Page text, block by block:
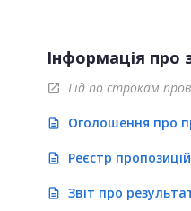
Інформація про
open_in_new Гід по строкам
description Оголошення про
description Реєстр
description Звіт про